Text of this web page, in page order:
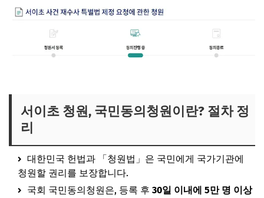
서이초 청원, 국민동의청원이란? 절차 정
리
대한민국 헌법과 「청원법」은 국민에게 국가기관에
청원할 권리를 보장합니다.
국회 국민동의청원은, 등록 후 30일 이내에 5만 명 이상